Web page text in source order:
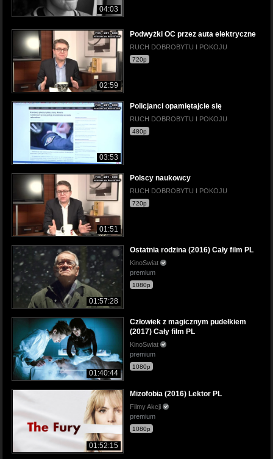
04:03
02:59
Podwyżki OC przez auta elektryczne
RUCH DOBROBYTU I POKOJU
720p
03:53
Policjanci opamiętajcie się
RUCH DOBROBYTU I POKOJU
480p
01:51
Polscy naukowcy
RUCH DOBROBYTU I POKOJU
720p
01:57:28
Ostatnia rodzina (2016) Cały film PL
KinoSwiat
premium
1080p
01:40:44
Człowiek z magicznym pudełkiem
(2017) Cały film PL
KinoSwiat
premium
1080p
01:52:15
Mizofobia (2016) Lektor PL
Filmy Akcji
premium
1080p